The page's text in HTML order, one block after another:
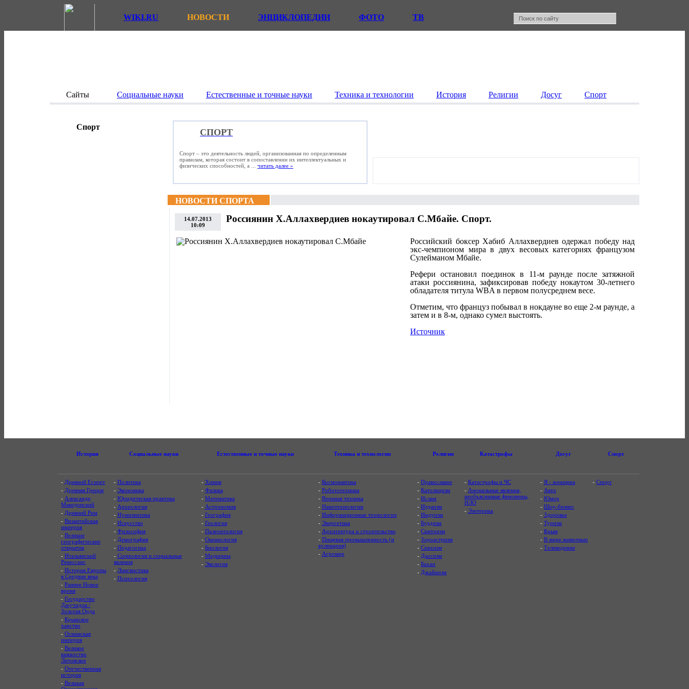
WIKI.RU НОВОСТИ ЭНЦИКЛОПЕДИИ ФОТО ТВ
Сайты Социальные науки Естественные и точные науки Техника и технологии История Религии Досуг Спорт
Спорт
СПОРТ
Спорт – это деятельность людей, организованная по определенным
правилам, которая состоит в сопоставлении их интеллектуальных и
физических способностей, а ... читать далее »
НОВОСТИ СПОРТА
14.07.2013
10:09
Россиянин Х.Аллахвердиев нокаутировал С.Мбайе. Спорт.
Российский боксер Хабиб Аллахвердиев одержал победу над
экс-чемпионом мира в двух весовых категориях французом
Сулейманом Мбайе.
Рефери остановил поединок в 11-м раунде после затяжной
атаки россиянина, зафиксировав победу нокаутом 30-летнего
обладателя титула WBA в первом полусреднем весе.
Отметим, что француз побывал в нокдауне во еще 2-м раунде, а
затем и в 8-м, однако сумел выстоять.
Источник
История Социальные науки Естественные и точные науки Техника и технологии Религии Катастрофы Досуг Спорт
- Древний Египет
- Древняя Греция
- Александр
Македонский
- Древний Рим
- Византийская
империя
- Великие
географические
открытия
- Итальянский
Ренессанс
- История Европы
в Средние века
- Раннее Новое
время
- Государство
Джучидов /
Золотая Орда
- Крымское
ханство
- Османская
империя
- Великое
княжество
Литовское
- Отечественная
история
- Великая
- Политика
- Экономика
- Юридическая практика
- Археология
- Нумизматика
- Искусство
- Философия
- Демография
- Педагогика
- Социология и социальные
явления
- Лингвистика
- Психология
- Химия
- Физика
- Математика
- Астрономия
- География
- Геология
- Палеонтология
- Океанология
- Биология
- Медицина
- Экология
- Космонавтика
- Робототехника
- Военная техника
- Нанотехнологии
- Информационные технологии
- Энергетика
- Архитектура и строительство
- Пищевая промышленность (и
кулинария)
- Агромир
-Православие
-Католицизм
-Ислам
-Иудаизм
-Индуизм
-Буддизм
-Синтоизм
-Зороастризм
-Сикхизм
- Даосизм
-Бахаи
- Джайнизм
- Катастрофы и ЧС
- Аномальные явления,
необъяснимые феномены,
НЛО
- Эзотерика
- Я - женщина
- Авто
- Юмор
- Шоу-бизнес
- Здоровье
- Туризм
- Крым
- В мире животных
- Телевидение
-Спорт